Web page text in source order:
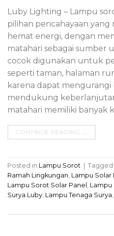
Luby Lighting – Lampu
pilihan pencahayaan
hemat energi, dengan
matahari sebagai sumber
cocok digunakan untuk
seperti taman, halaman
karena dapat mengurangi
mendukung
matahari memiliki banyak
Posted in Lampu Sorot Tagged
Ramah Lingkungan, Lampu Solar
Lampu Sorot Solar Panel , Lampu
Surya Luby, Lampu Tenaga Surya,